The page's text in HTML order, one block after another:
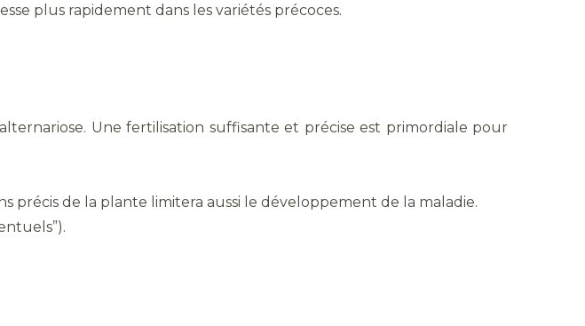
plus rapidement dans les variétés précoces.
Une fertilisation suffisante et précise est primordiale pour
précis de la plante limitera aussi le développement de la maladie.